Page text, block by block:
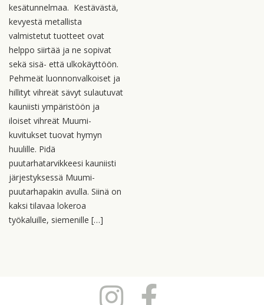
kesätunnelmaa. Kestävästä,
kevyestä metallista
valmistetut tuotteet ovat
helppo siirtää ja ne sopivat
sekä sisä- että ulkokäyttöön.
Pehmeät luonnonvalkoiset ja
hillityt vihreät sävyt sulautuvat
kauniisti ympäristöön ja
iloiset vihreät Muumi-
kuvitukset tuovat hymyn
huulille. Pidä
puutarhatarvikkeesi kauniisti
järjestyksessä Muumi-
puutarhapakin avulla. Siinä on
kaksi tilavaa lokeroa
työkaluille, siemenille […]